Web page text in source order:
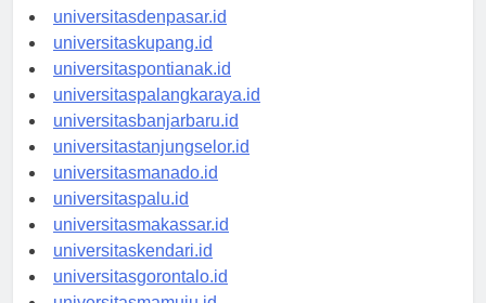
universitasdenpasar.id
universitaskupang.id
universitaspontianak.id
universitaspalangkaraya.id
universitasbanjarbaru.id
universitastanjungselor.id
universitasmanado.id
universitaspalu.id
universitasmakassar.id
universitaskendari.id
universitasgorontalo.id